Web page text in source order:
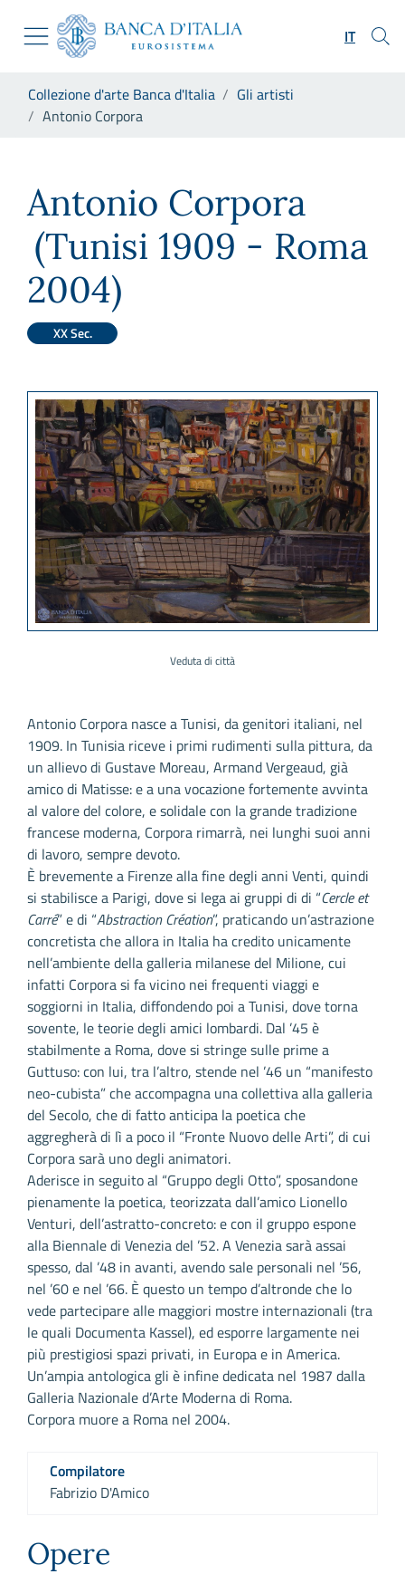
Skip to Main Content
Vai al sito istituzionale
Vai al menu di navigazione
Vai alla ricerca
Vai al footer
IT
Collezione d'arte Banca d'Italia
Gli artisti
Antonio Corpora
Antonio Corpora
(Tunisi 1909 - Roma
2004)
XX Sec.
Veduta di città
Antonio Corpora nasce a Tunisi, da genitori italiani, nel
1909. In Tunisia riceve i primi rudimenti sulla pittura, da
un allievo di Gustave Moreau, Armand Vergeaud, già
amico di Matisse: e a una vocazione fortemente avvinta
al valore del colore, e solidale con la grande tradizione
francese moderna, Corpora rimarrà, nei lunghi suoi anni
di lavoro, sempre devoto.
È brevemente a Firenze alla fine degli anni Venti, quindi
si stabilisce a Parigi, dove si lega ai gruppi di di “Cercle et
Carré” e di “Abstraction Création”, praticando un’astrazione
concretista che allora in Italia ha credito unicamente
nell’ambiente della galleria milanese del Milione, cui
infatti Corpora si fa vicino nei frequenti viaggi e
soggiorni in Italia, diffondendo poi a Tunisi, dove torna
sovente, le teorie degli amici lombardi. Dal ’45 è
stabilmente a Roma, dove si stringe sulle prime a
Guttuso: con lui, tra l’altro, stende nel ’46 un “manifesto
neo-cubista” che accompagna una collettiva alla galleria
del Secolo, che di fatto anticipa la poetica che
aggregherà di lì a poco il “Fronte Nuovo delle Arti”, di cui
Corpora sarà uno degli animatori.
Aderisce in seguito al “Gruppo degli Otto”, sposandone
pienamente la poetica, teorizzata dall’amico Lionello
Venturi, dell’astratto-concreto: e con il gruppo espone
alla Biennale di Venezia del ’52. A Venezia sarà assai
spesso, dal ’48 in avanti, avendo sale personali nel ’56,
nel ’60 e nel ’66. È questo un tempo d’altronde che lo
vede partecipare alle maggiori mostre internazionali (tra
le quali Documenta Kassel), ed esporre largamente nei
più prestigiosi spazi privati, in Europa e in America.
Un’ampia antologica gli è infine dedicata nel 1987 dalla
Galleria Nazionale d’Arte Moderna di Roma.
Corpora muore a Roma nel 2004.
Compilatore
Fabrizio D'Amico
Opere